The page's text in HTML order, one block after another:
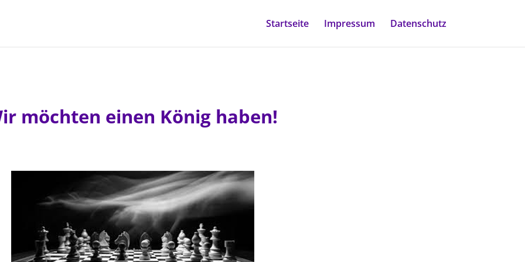
Startseite Impressum Datenschutz
möchten einen König haben!